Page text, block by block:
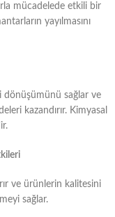
mücadelede etkili bir
yayılmasını
dönüşümünü sağlar ve
kazandırır. Kimyasal
ve ürünlerin kalitesini
sağlar.